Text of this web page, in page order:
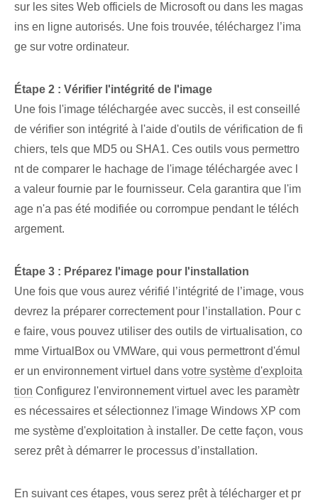
sur les sites Web officiels de Microsoft ou dans les magas
ins en ligne autorisés. Une fois trouvée, téléchargez l’ima
ge sur votre⁢ ordinateur.
Étape 2 : Vérifier l'intégrité de l'image
Une fois l'image téléchargée avec succès, il est conseillé
de vérifier son intégrité à l'aide d'outils de vérification de fi
chiers, tels que MD5 ou SHA1. Ces outils vous permettro
nt de comparer le hachage de l'image téléchargée avec l
a valeur fournie par le fournisseur. Cela garantira que l'im
age n'a pas été modifiée ou corrompue pendant le téléch
argement.
Étape 3 : Préparez l'image pour l'installation
Une fois que vous aurez vérifié l’intégrité de l’image, vous
devrez la préparer correctement pour l’installation. Pour c
e faire, vous pouvez utiliser des outils de virtualisation, co
mme VirtualBox ou VMWare, qui vous permettront d'émul
er un environnement virtuel dans votre système d'exploita
tion Configurez l'environnement virtuel avec les paramètr
es nécessaires et sélectionnez l'image Windows XP com
me système d'exploitation à installer. De cette façon, vous
serez prêt à démarrer le processus d’installation.
En suivant ces étapes, vous serez prêt à télécharger et pr